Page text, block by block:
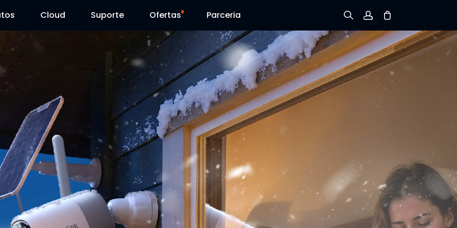
Cloud Suporte
Centro de Suporte
Centro de Download
Contacte-nos
Ofertas
Venda Flash
Reolink Day
Parceria
Inscreva-se
Conecte-se